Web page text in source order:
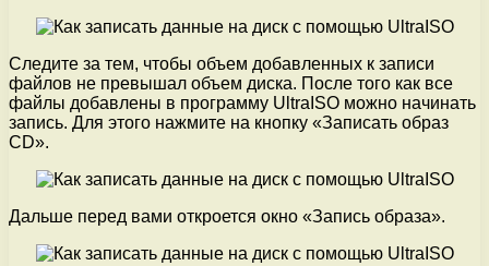
Следите за тем, чтобы объем добавленных к записи
файлов не превышал объем диска. После того как все
файлы добавлены в программу UltraISO можно начинать
запись. Для этого нажмите на кнопку «Записать образ
CD».
Дальше перед вами откроется окно «Запись образа».